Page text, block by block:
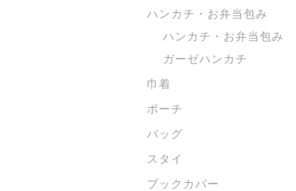
ハンカチ・お弁当包み
ハンカチ・お弁当包み
ガーゼハンカチ
巾着
ポーチ
バッグ
スタイ
ブックカバー